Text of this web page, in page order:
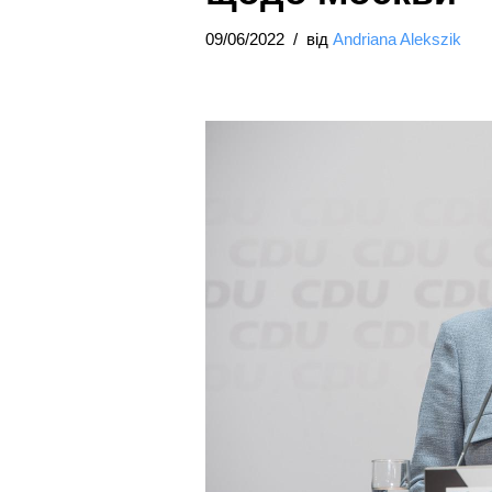
09/06/2022 від Andriana Alekszik